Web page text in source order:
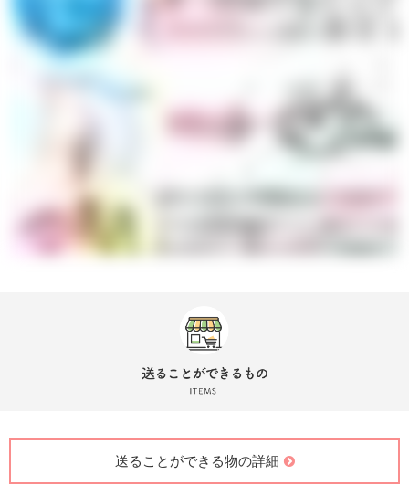
送ることができる物の詳細